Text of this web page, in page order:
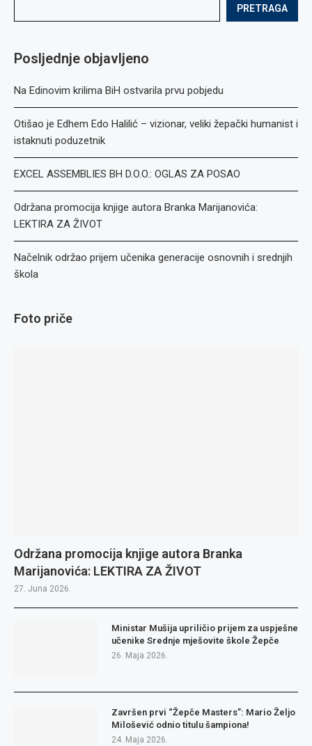
PRETRAGA
Posljednje objavljeno
Na Edinovim krilima BiH ostvarila prvu pobjedu
Otišao je Edhem Edo Halilić – vizionar, veliki žepački humanist i
istaknuti poduzetnik
EXCEL ASSEMBLIES BH D.O.O.: OGLAS ZA POSAO
Održana promocija knjige autora Branka Marijanovića:
LEKTIRA ZA ŽIVOT
Načelnik održao prijem učenika generacije osnovnih i srednjih
škola
Foto priče
Održana promocija knjige autora Branka
Marijanovića: LEKTIRA ZA ŽIVOT
27. Juna 2026.
Ministar Mušija upriličio prijem za uspješne
učenike Srednje mješovite škole Žepče
26. Maja 2026.
Završen prvi “Žepče Masters”: Mario Željo
Milošević odnio titulu šampiona!
24. Maja 2026.